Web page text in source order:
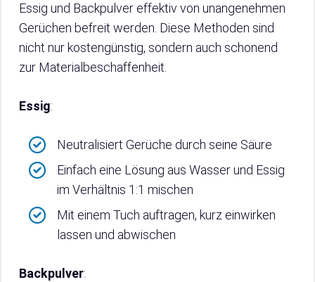
Essig und Backpulver effektiv von unangenehmen
Gerüchen befreit werden. Diese Methoden sind
nicht nur kostengünstig, sondern auch schonend
zur Materialbeschaffenheit.
Essig:
Neutralisiert Gerüche durch seine Säure
Einfach eine Lösung aus Wasser und Essig
im Verhältnis 1:1 mischen
Mit einem Tuch auftragen, kurz einwirken
lassen und abwischen
Backpulver: